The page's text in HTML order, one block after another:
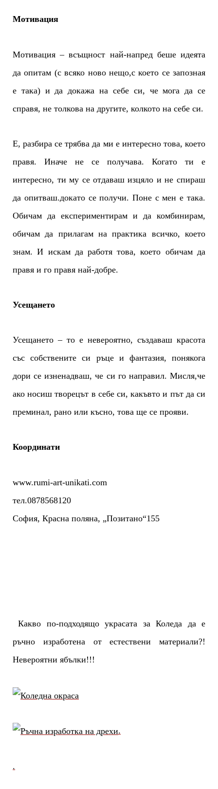
Мотивация
Мотивация – всъщност най-напред беше идеята
да опитам (с всяко ново нещо,с което се запозная
е така) и да докажа на себе си, че мога да се
справя, не толкова на другите, колкото на себе си.
Е, разбира се трябва да ми е интересно това, което
правя. Иначе не се получава. Когато ти е
интересно, ти му се отдаваш изцяло и не спираш
да опитваш.докато се получи. Поне с мен е така.
Обичам да експериментирам и да комбинирам,
обичам да прилагам на практика всичко, което
знам. И искам да работя това, което обичам да
правя и го правя най-добре.
Усещането
Усещането – то е невероятно, създаваш красота
със собствените си ръце и фантазия, понякога
дори се изненадваш, че си го направил. Мисля,че
ако носиш творецът в себе си, какъвто и път да си
преминал, рано или късно, това ще се прояви.
Координати
www.rumi-art-unikati.com
тел.0878568120
София, Красна поляна, „Позитано“155
Какво по-подходящо украсата за Коледа да е
ръчно изработена от естествени материали?!
Невероятни ябълки!!!
.
.